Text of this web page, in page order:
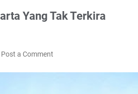
Yang Tak Terkira
Post a Comment